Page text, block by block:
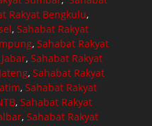
Rakyat Bengkulu,
, Sahabat Rakyat
,Sahabat Rakyat
,Sahabat Rakyat
, Sahabat Rakyat
, Sahabat Rakyat
,Sahabat Rakyat
,Sahabat Rakyat